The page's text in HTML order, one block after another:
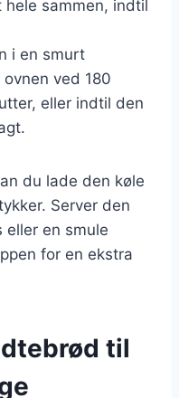
sammen, indtil
i en smurt
ved 180
eller indtil den
du lade den køle
Server den
eller en smule
for en ekstra
til